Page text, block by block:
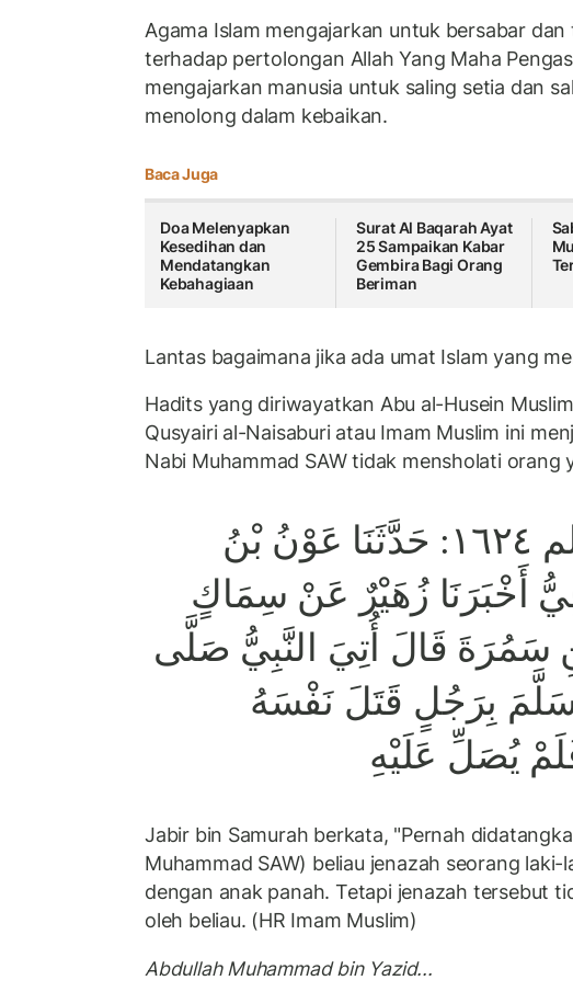
Agama Islam mengajarkan untuk bersabar dan
terhadap pertolongan Allah Yang Maha
mengajarkan manusia untuk saling setia dan
menolong dalam kebaikan.
Baca Juga
Doa Melenyapkan
Kesedihan dan
Mendatangkan
Kebahagiaan
Surat Al Baqarah Ayat
25 Sampaikan Kabar
Gembira Bagi Orang
Beriman
Lantas bagaimana jika ada umat Islam yang
Hadits yang diriwayatkan Abu al-Husein
Qusyairi al-Naisaburi atau Imam Muslim ini
Nabi Muhammad SAW tidak mensholati orang
صحيح مسلم ١٦٢٤: حَدَّثَنَا عَوْنُ بْنُ
أَخْبَرَنَا زُهَيْرٌ عَنْ سِمَاكٍ
سَمُرَةَ قَالَ أُتِيَ النَّبِيُّ صَلَّى
وَسَلَّمَ بِرَجُلٍ قَتَلَ نَفْسَهُ
يُصَلِّ عَلَيْهِ
Jabir bin Samurah berkata, "Pernah
Muhammad SAW) beliau jenazah seorang
dengan anak panah. Tetapi jenazah tersebut
oleh beliau. (HR Imam Muslim)
Abdullah Muhammad bin Yazid...